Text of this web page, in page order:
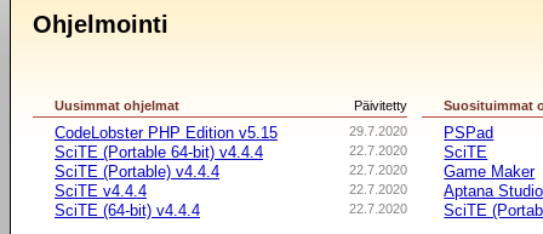
Ohjelmointi
Päivitetty
Uusimmat ohjelmat
29.7.2020
CodeLobster PHP Edition v5.15
22.7.2020
SciTE (Portable 64-bit) v4.4.4
22.7.2020
SciTE (Portable) v4.4.4
22.7.2020
SciTE v4.4.4
22.7.2020
SciTE (64-bit) v4.4.4
Suosituimmat
PSPad
SciTE
Game Maker
Aptana Studio
SciTE